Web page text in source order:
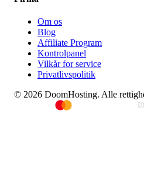
Om os
Blog
Affiliate Program
Kontrolpanel
Vilkår for service
Privatlivspolitik
© 2026 DoomHosting. Alle